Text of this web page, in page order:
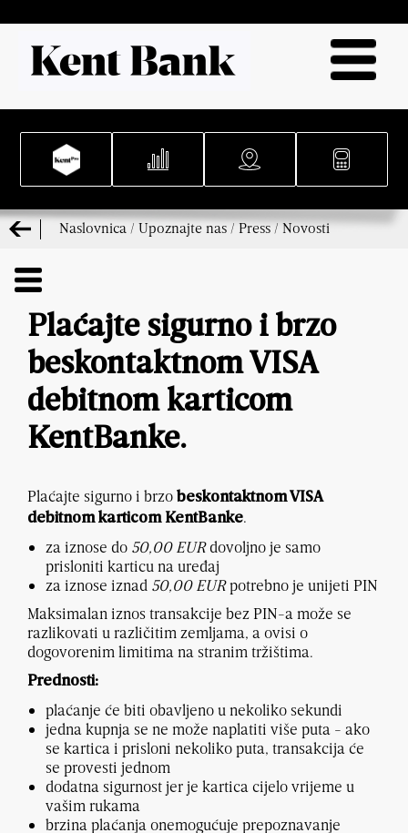
Naslovnica / Upoznajte nas / Press / Novosti
Plaćajte sigurno i brzo
beskontaktnom VISA
debitnom karticom
KentBanke.
Plaćajte sigurno i brzo beskontaktnom VISA
debitnom karticom KentBanke.
za iznose do 50,00 EURdovoljno je samo
prisloniti karticu na uređaj
za iznose iznad 50,00 EURpotrebno je unijeti PIN
Maksimalan iznos transakcije bez PIN-a može se
razlikovati u različitim zemljama, a ovisi o
dogovorenim limitima na stranim tržištima.
Prednosti:
plaćanje će biti obavljeno u nekoliko sekundi
jedna kupnja se ne može naplatiti više puta - ako
se kartica i prisloni nekoliko puta, transakcija će
se provesti jednom
dodatna sigurnost jer je kartica cijelo vrijeme u
vašim rukama
brzina plaćanja onemogućuje prepoznavanje